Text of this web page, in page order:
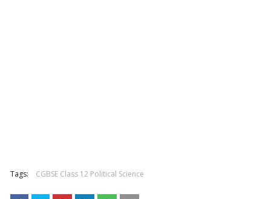
Tags: CGBSE Class 12 Political Science